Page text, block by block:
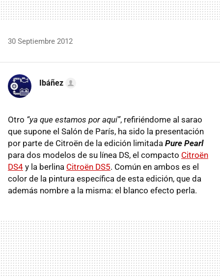
30 Septiembre 2012
Ibáñez
Otro “ya que estamos por aquí”, refiriéndome al sarao
que supone el Salón de París, ha sido la presentación
por parte de Citroën de la edición limitada Pure Pearl
para dos modelos de su línea DS, el compacto Citroën
DS4 y la berlina Citroën DS5. Común en ambos es el
color de la pintura específica de esta edición, que da
además nombre a la misma: el blanco efecto perla.